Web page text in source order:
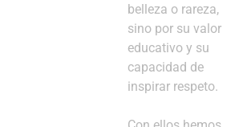
belleza o rareza,
sino por su valor
educativo y su
capacidad de
inspirar respeto.